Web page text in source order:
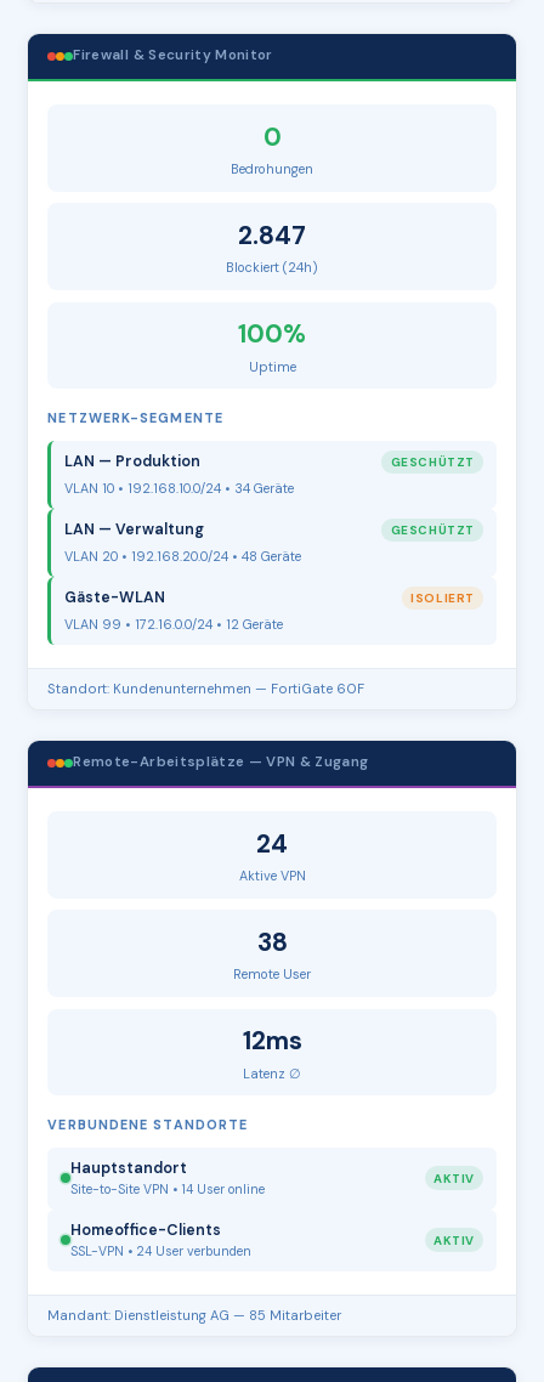
Firewall & Security Monitor
0
Bedrohungen
2.847
Blockiert (24h)
100%
Uptime
NETZWERK-SEGMENTE
LAN — Produktion GESCHÜTZT
VLAN 10 • 192.168.10.0/24 • 34 Geräte
LAN — Verwaltung GESCHÜTZT
VLAN 20 • 192.168.20.0/24 • 48 Geräte
Gäste-WLAN ISOLIERT
VLAN 99 • 172.16.0.0/24 • 12 Geräte
Standort: Kundenunternehmen — FortiGate 60F
Remote-Arbeitsplätze — VPN & Zugang
24
Aktive VPN
38
Remote User
12ms
Latenz ∅
VERBUNDENE STANDORTE
Hauptstandort
Site-to-Site VPN • 14 User online
AKTIV
Homeoffice-Clients
SSL-VPN • 24 User verbunden
AKTIV
Mandant: Dienstleistung AG — 85 Mitarbeiter